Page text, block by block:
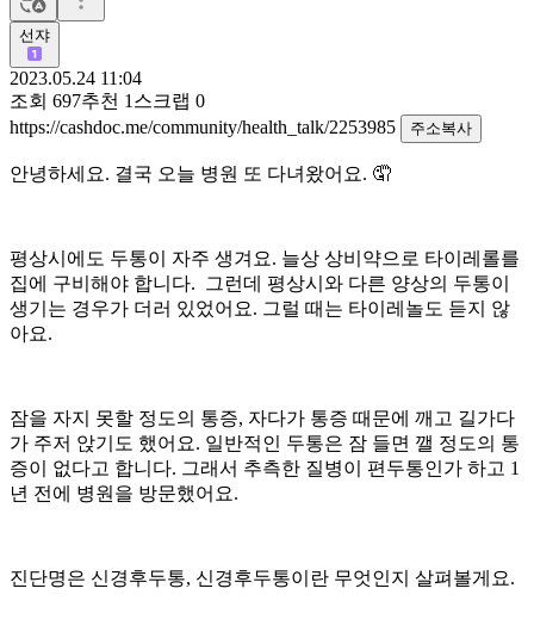
선쟈
2023.05.24 11:04
조회 697추천 1 스크랩 0
https://cashdoc.me/community/health_talk/2253985
주소복사
안녕하세요. 결국 오늘 병원 또 다녀왔어요. 🤦
평상시에도 두통이 자주 생겨요. 늘상 상비약으로 타이레롤를
집에 구비해야 합니다. 그런데 평상시와 다른 양상의 두통이
생기는 경우가 더러 있었어요. 그럴 때는 타이레놀도 듣지 않
아요.
잠을 자지 못할 정도의 통증, 자다가 통증 때문에 깨고 길가다
가 주저 앉기도 했어요. 일반적인 두통은 잠 들면 깰 정도의 통
증이 없다고 합니다. 그래서 추측한 질병이 편두통인가 하고 1
년 전에 병원을 방문했어요.
진단명은 신경후두통, 신경후두통이란 무엇인지 살펴볼게요.